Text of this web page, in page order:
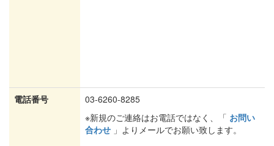
電話番号
03-6260-8285
※新規のご連絡はお電話ではなく、「 お問い
合わせ 」よりメールでお願い致します。